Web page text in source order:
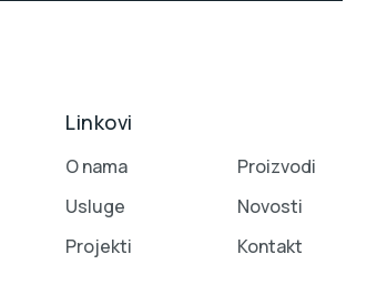
Linkovi
O nama
Usluge
Projekti
Proizvodi
Novosti
Kontakt